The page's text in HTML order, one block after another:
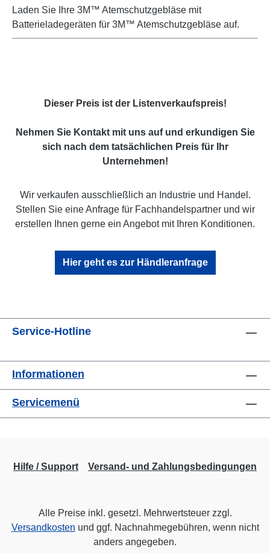
Laden Sie Ihre 3M™ Atemschutzgebläse mit
Batterieladegeräten für 3M™ Atemschutzgebläse auf.
Dieser Preis ist der Listenverkaufspreis!
Nehmen Sie Kontakt mit uns auf und erkundigen Sie
sich nach dem tatsächlichen Preis für Ihr
Unternehmen!
Wir verkaufen ausschließlich an Industrie und Handel.
Stellen Sie eine Anfrage für Fachhandelspartner und wir
erstellen Ihnen gerne ein Angebot mit Ihren Konditionen.
Hier geht es zur Händleranfrage
Service-Hotline
Informationen
Servicemenü
Hilfe / Support Versand- und Zahlungsbedingungen
Alle Preise inkl. gesetzl. Mehrwertsteuer zzgl.
Versandkosten und ggf. Nachnahmegebühren, wenn nicht
anders angegeben.